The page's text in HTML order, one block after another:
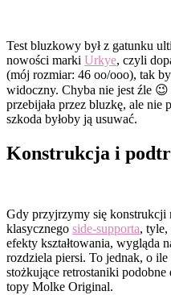
Test bluzkowy był z gatunku
nowości marki Urkye, czyli
(mój rozmiar: 46 oo/ooo), tak
widoczny. Chyba nie jest źle 😉
przebijała przez bluzkę, ale nie
szkoda byłoby ją usuwać.
Konstrukcja i
Gdy przyjrzymy się konstrukcji
klasycznego side-supporta, tyle,
efekty kształtowania, wygląda
rozdziela piersi. To jednak, o
stożkujące retrostaniki
topy Molke Original.